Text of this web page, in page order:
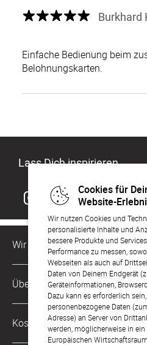
Cookies für
Website-
Wir nutzen Cookies und
personalisierte Inhalte und
bessere Produkte und
Performance zu messen,
Webseiten als auch auf
Daten von Deinem Endgerät
Geräteinformationen,
Dazu kann es erforderlich
personenbezogene Daten
Adresse) an Server von
werden, möglicherweise in
Europäischen
Burkhard
Einfache Bedienung beim
Belohnungskarten.
Lass Dich inspirieren
Wir sind für Dich da
Kundenservice-Hotline
0221 956 725 10
Mo. - Fr. von 9 bis 17 Uhr
kontakt@sendmoments.de
Über Uns
Philosophie
Karriere
Kostenlose Services